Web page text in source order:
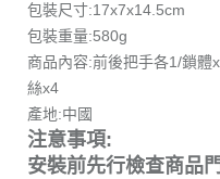
包裝尺寸:17x7x14.5cm
包裝重量:580g
商品內容:前後把手各1/鎖體
絲x4
產地:中國
注意事項:
安裝前先行檢查商品